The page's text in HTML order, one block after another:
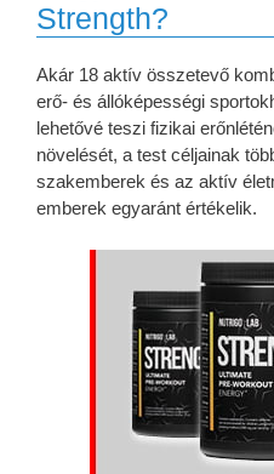
Strength?
Akár 18 aktív összetevő
erő- és állóképességi
lehetővé teszi fizikai
növelését, a test céljainak
szakemberek és az aktív
emberek egyaránt értékelik.